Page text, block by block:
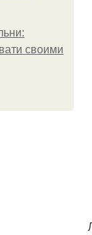
своими